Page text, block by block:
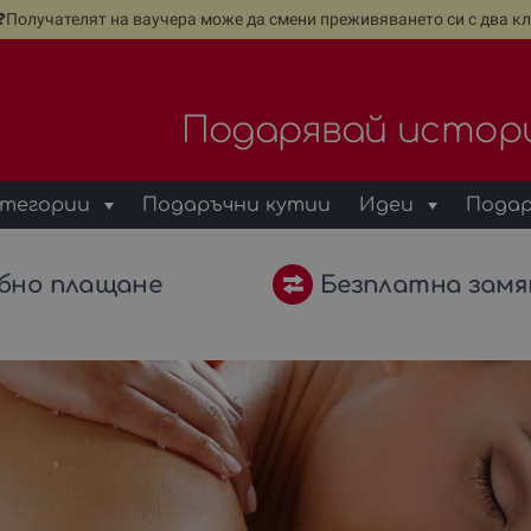
на ваучера може да смени преживяването си с два
Подарявай
Подаръчни кутии Идеи
плащане Безплатна